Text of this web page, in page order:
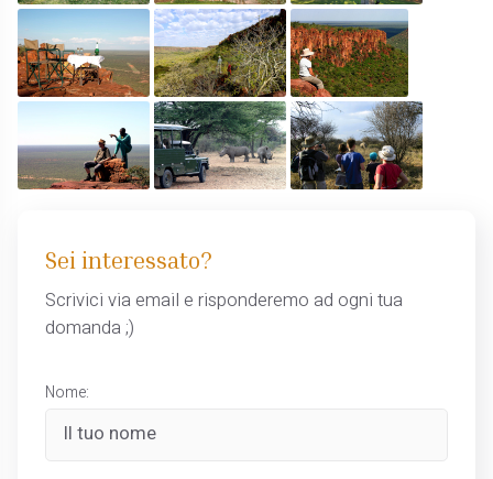
Sei interessato?
Scrivici via email e risponderemo ad ogni tua
domanda ;)
Nome: